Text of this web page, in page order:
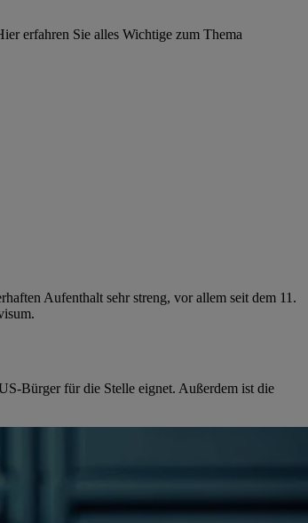
erfahren Sie alles Wichtige zum Thema
Aufenthalt sehr streng, vor allem seit dem 11.
Bürger für die Stelle eignet. Außerdem ist die